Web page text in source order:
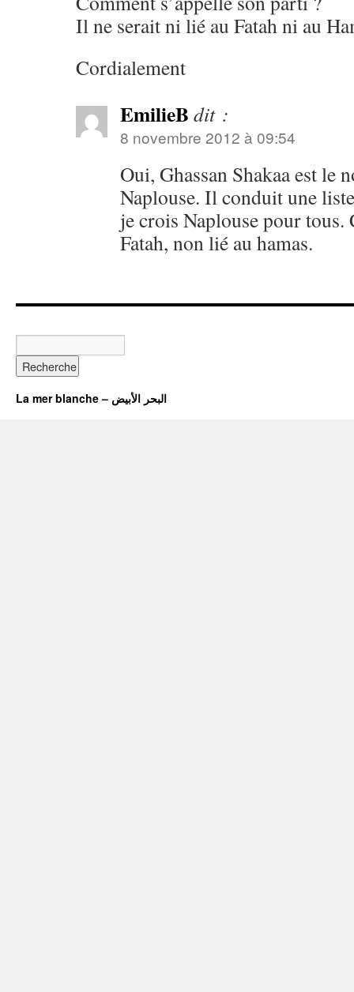
Il ne serait ni lié au Fatah ni au
Cordialement
EmilieB dit :
8 novembre 2012 à 09:54
Oui, Ghassan Shakaa est le
Naplouse. Il conduit une
je crois Naplouse pour tous.
Fatah, non lié au hamas.
La mer blanche – البحر الأبيض